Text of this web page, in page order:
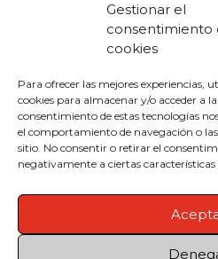
Gestionar el
consentimiento
cookies
Para ofrecer las mejores experiencias,
cookies para almacenar y/o acceder a
consentimiento de estas tecnologías
el comportamiento de navegación o
sitio. No consentir o retirar el
negativamente a ciertas características
Responsable » Fundación
Aragüés / Finalidad »
publicaciones y noticias /
consentimiento /
realizan cesiones si
y suprimir los datos como
Política de Privacidad